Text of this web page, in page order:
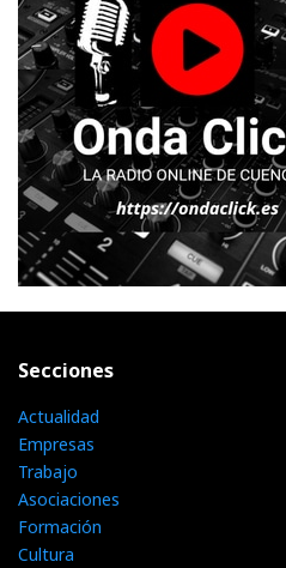
Secciones
Actualidad
Empresas
Trabajo
Asociaciones
Formación
Cultura